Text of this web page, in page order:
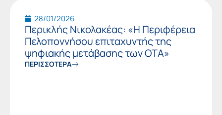
28/01/2026
Περικλής Νικολακέας: «Η Περιφέρεια
Πελοποννήσου επιταχυντής της
ψηφιακής μετάβασης των ΟΤΑ»
ΠΕΡΙΣΣΟΤΕΡΑ